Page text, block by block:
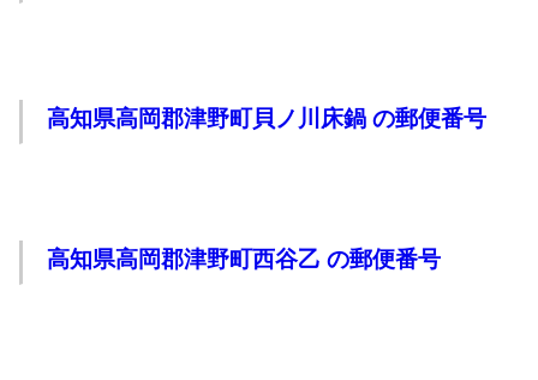
高知県高岡郡津野町貝ノ川床鍋 の郵便番号
高知県高岡郡津野町西谷乙 の郵便番号